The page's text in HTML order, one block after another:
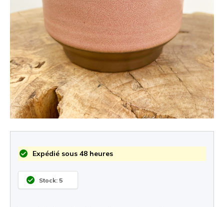
Expédié sous 48 heures
Stock: 5